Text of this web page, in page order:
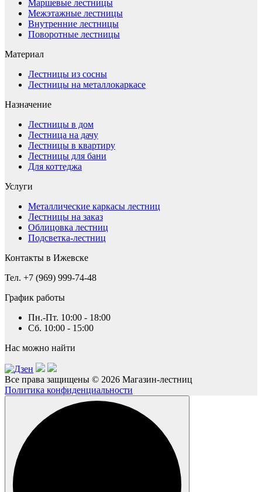
Маршевые лестницы
Межэтажные лестницы
Внутренние лестницы
Поворотные лестницы
Материал
Лестницы из сосны
Лестницы на металлокаркасе
Назначение
Лестницы в дом
Лестница на дачу
Лестницы в квартиру
Лестницы для бани
Для коттеджа
Услуги
Металлические каркасы лестниц
Лестницы на заказ
Облицовка лестниц
Подсветка-лестниц
Контакты в Ижевске
Тел. +7 (969) 999-74-48
График работы
Пн.-Пт. 10:00 - 18:00
Сб. 10:00 - 15:00
Нас можно найти
Все права защищены © 2026 Магазин-лестниц
Политика конфиденциальности